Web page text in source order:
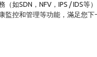
如SDN，NFV，IPS / IDS等
監控和管理等功能，滿足您下